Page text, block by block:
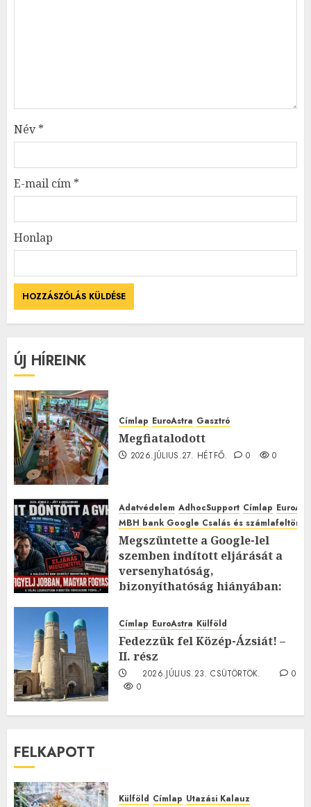
Név*
E-mail cím *
Honlap
ÚJ HÍREINK
Címlap EuroAstra Gasztró
Megfiatalodott
2026.JÚLIUS.27. HÉTFŐ. 0 0
Adatvédelem AdhocSupport Címlap
MBH bank Google Csalás és
Megszüntette a Google-lel
szemben indított eljárását a
versenyhatóság,
bizonyíthatóság hiányában:
2026.JÚLIUS.23. CSÜTÖRTÖK.
0
Címlap EuroAstra Külföld
Fedezzük fel Közép-Ázsiát! –
II. rész
2026.JÚLIUS.23. CSÜTÖRTÖK.
0
0
FELKAPOTT
Külföld Címlap Utazási Kalauz